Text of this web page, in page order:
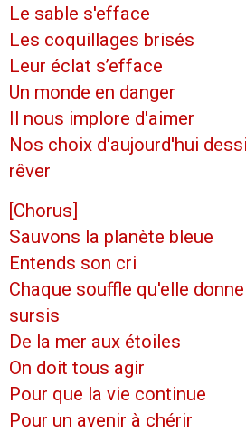
Le sable s'efface
Les coquillages brisés
Leur éclat s’efface
Un monde en danger
Il nous implore d'aimer
Nos choix d'aujourd'hui
rêver
[Chorus]
Sauvons la planète bleue
Entends son cri
Chaque souffle qu'elle
sursis
De la mer aux étoiles
On doit tous agir
Pour que la vie continue
Pour un avenir à chérir